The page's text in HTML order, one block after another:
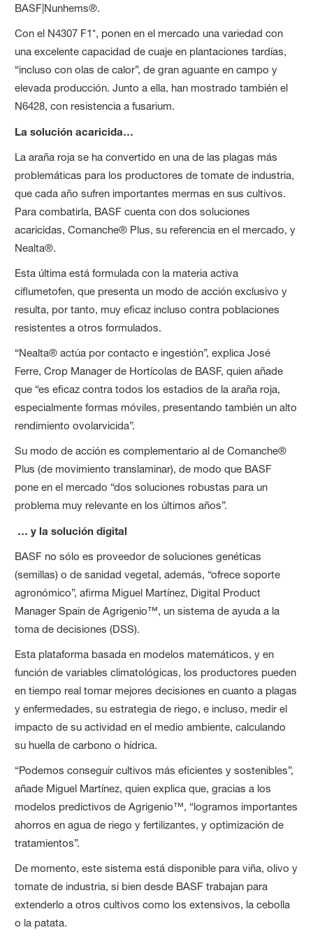
BASF|Nunhems®.
Con el N4307 F1*, ponen en el mercado una variedad con
una excelente capacidad de cuaje en plantaciones tardías,
“incluso con olas de calor”, de gran aguante en campo y
elevada producción. Junto a ella, han mostrado también el
N6428, con resistencia a fusarium.
La solución acaricida…
La araña roja se ha convertido en una de las plagas más
problemáticas para los productores de tomate de industria,
que cada año sufren importantes mermas en sus cultivos.
Para combatirla, BASF cuenta con dos soluciones
acaricidas, Comanche® Plus, su referencia en el mercado, y
Nealta®.
Esta última está formulada con la materia activa
ciflumetofen, que presenta un modo de acción exclusivo y
resulta, por tanto, muy eficaz incluso contra poblaciones
resistentes a otros formulados.
“Nealta® actúa por contacto e ingestión”, explica José
Ferre, Crop Manager de Hortícolas de BASF, quien añade
que “es eficaz contra todos los estadios de la araña roja,
especialmente formas móviles, presentando también un alto
rendimiento ovolarvicida”.
Su modo de acción es complementario al de Comanche®
Plus (de movimiento translaminar), de modo que BASF
pone en el mercado “dos soluciones robustas para un
problema muy relevante en los últimos años”.
… y la solución digital
BASF no sólo es proveedor de soluciones genéticas
(semillas) o de sanidad vegetal, además, “ofrece soporte
agronómico”, afirma Miguel Martínez, Digital Product
Manager Spain de Agrigenio™, un sistema de ayuda a la
toma de decisiones (DSS).
Esta plataforma basada en modelos matemáticos, y en
función de variables climatológicas, los productores pueden
en tiempo real tomar mejores decisiones en cuanto a plagas
y enfermedades, su estrategia de riego, e incluso, medir el
impacto de su actividad en el medio ambiente, calculando
su huella de carbono o hídrica.
“Podemos conseguir cultivos más eficientes y sostenibles”,
añade Miguel Martínez, quien explica que, gracias a los
modelos predictivos de Agrigenio™, “logramos importantes
ahorros en agua de riego y fertilizantes, y optimización de
tratamientos”.
De momento, este sistema está disponible para viña, olivo y
tomate de industria, si bien desde BASF trabajan para
extenderlo a otros cultivos como los extensivos, la cebolla
o la patata.